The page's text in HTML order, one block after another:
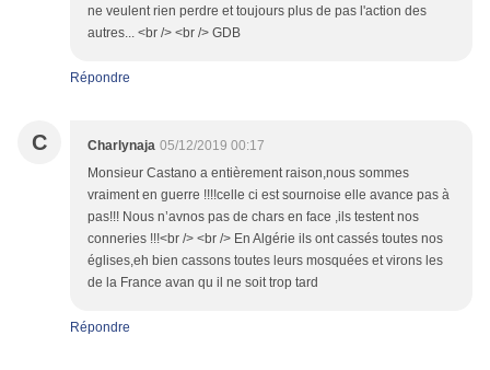
ne veulent rien perdre et toujours plus de pas l'action des
autres... <br /> <br /> GDB
Répondre
C Charlynaja 05/12/2019 00:17
Monsieur Castano a entièrement raison,nous sommes
vraiment en guerre !!!!celle ci est sournoise elle avance pas à
pas!!! Nous n’avnos pas de chars en face ,ils testent nos
conneries !!!<br /> <br /> En Algérie ils ont cassés toutes nos
églises,eh bien cassons toutes leurs mosquées et virons les
de la France avan qu il ne soit trop tard
Répondre